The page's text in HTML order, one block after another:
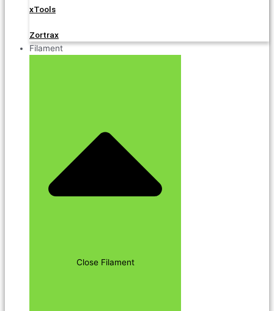
xTools
Zortrax
Filament
Close Filament